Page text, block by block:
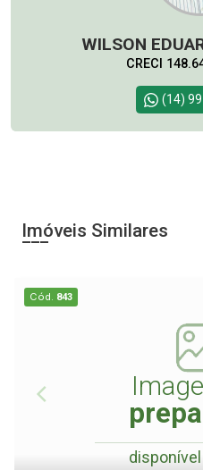
WILSON
CRECI
(14)
Imóveis Similares
Cód. 843